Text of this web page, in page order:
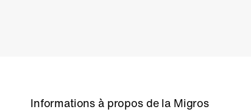
Informations à propos de la Migros